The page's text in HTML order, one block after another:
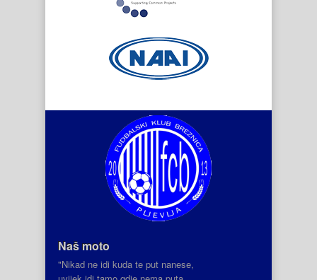
Naš moto
"Nikad ne idi kuda te put nanese,